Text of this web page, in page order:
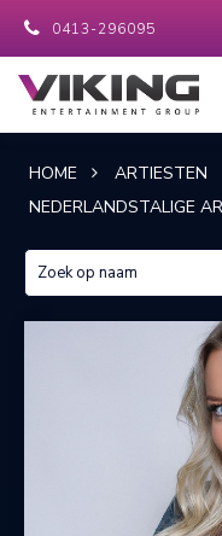
0413-296095
HOME
ARTIESTEN
NEDERLANDSTALIGE